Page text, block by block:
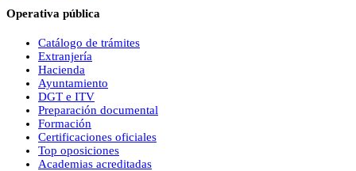
Operativa pública
Catálogo de trámites
Extranjería
Hacienda
Ayuntamiento
DGT e ITV
Preparación documental
Formación
Certificaciones oficiales
Top oposiciones
Academias acreditadas